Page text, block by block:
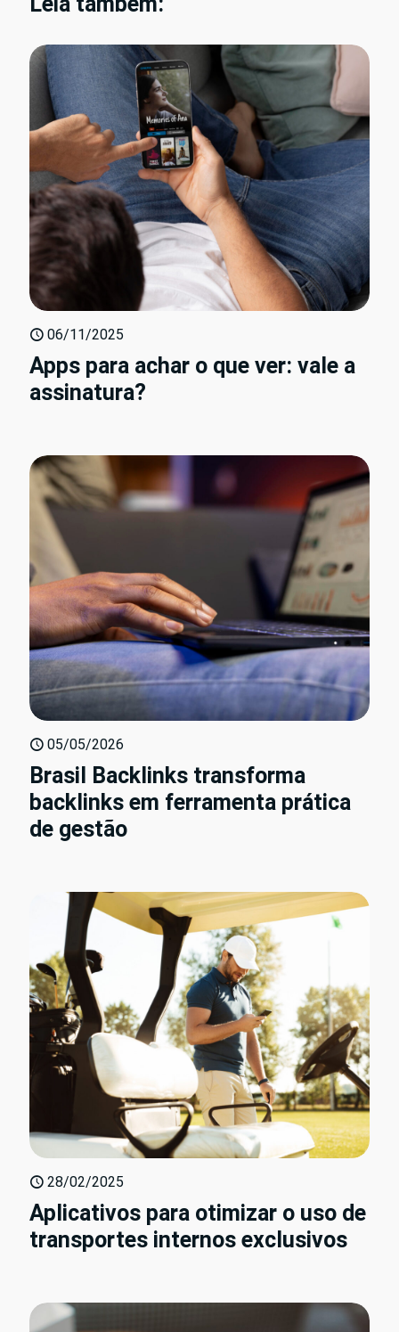
06/11/2025
Apps para achar o que ver: vale a
assinatura?
05/05/2026
Brasil Backlinks transforma
backlinks em ferramenta prática
de gestão
28/02/2025
Aplicativos para otimizar o uso de
transportes internos exclusivos